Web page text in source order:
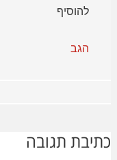
להוסיף
הגב
כתיבת תגובה